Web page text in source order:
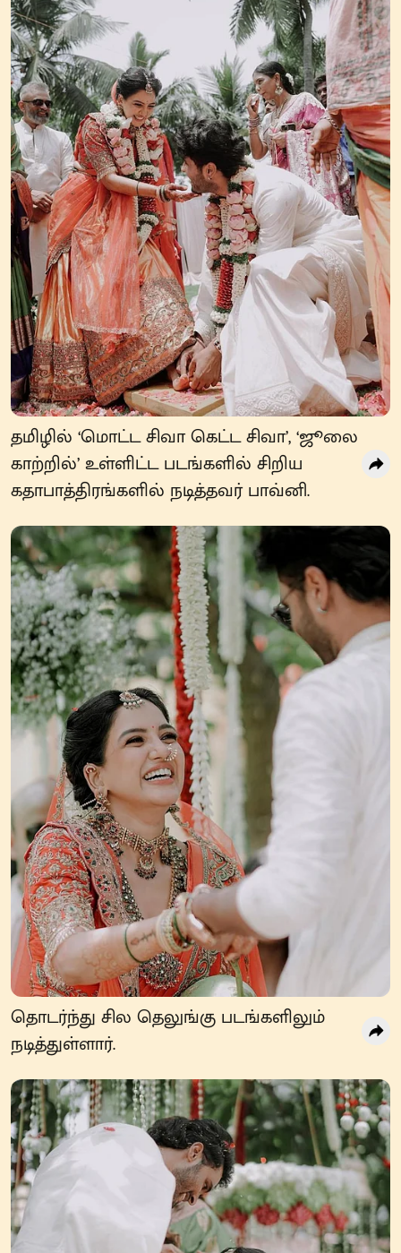
தமிழில் ‘மொட்ட சிவா கெட்ட சிவா’, ‘ஜூலை
காற்றில்’ உள்ளிட்ட படங்களில் சிறிய
கதாபாத்திரங்களில் நடித்தவர் பாவ்னி.
தொடர்ந்து சில தெலுங்கு படங்களிலும்
நடித்துள்ளார்.